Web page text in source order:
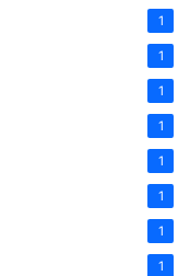
1
1
1
1
1
1
1
1